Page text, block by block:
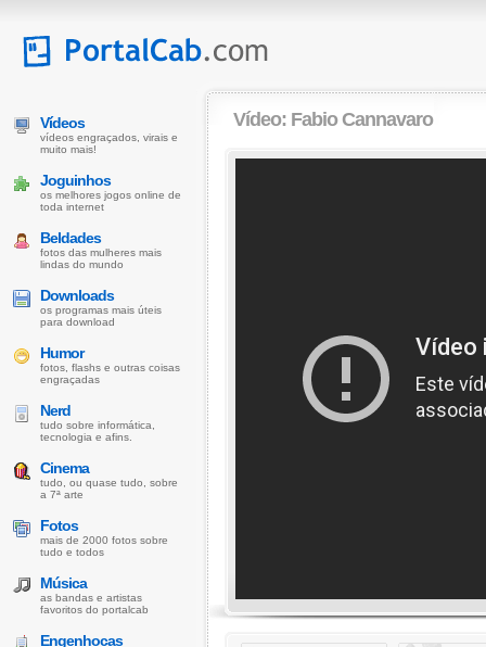
Vídeo: Fabio Cannavaro
Vídeos
vídeos engraçados, virais e
muito mais!
Joguinhos
os melhores jogos online de
toda internet
Beldades
fotos das mulheres mais
lindas do mundo
Downloads
os programas mais úteis
para download
Humor
fotos, flashs e outras coisas
engraçadas
Nerd
tudo sobre informática,
tecnologia e afins.
Cinema
tudo, ou quase tudo, sobre
a 7ª arte
Fotos
mais de 2000 fotos sobre
tudo e todos
Música
as bandas e artistas
favoritos do portalcab
Engenhocas